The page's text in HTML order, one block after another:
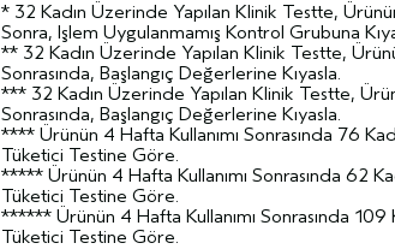
* 32 Kadın Üzerinde Yapılan Klinik Testte,
Sonra, Işlem Uygulanmamış Kontrol Grubuna
** 32 Kadın Üzerinde Yapılan Klinik Testte,
Sonrasında, Başlangıç Değerlerine Kıyasla.
*** 32 Kadın Üzerinde Yapılan Klinik Testte,
Sonrasında, Başlangıç Değerlerine Kıyasla.
**** Ürünün 4 Hafta Kullanımı Sonrasında 76
Tüketici Testine Göre.
***** Ürünün 4 Hafta Kullanımı Sonrasında 62
Tüketici Testine Göre.
****** Ürünün 4 Hafta Kullanımı Sonrasında 109
Tüketici Testine Göre.